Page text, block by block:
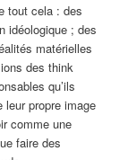
tout cela : des
idéologique ; des
matérielles
des think
qu’ils
leur propre image
comme une
faire des